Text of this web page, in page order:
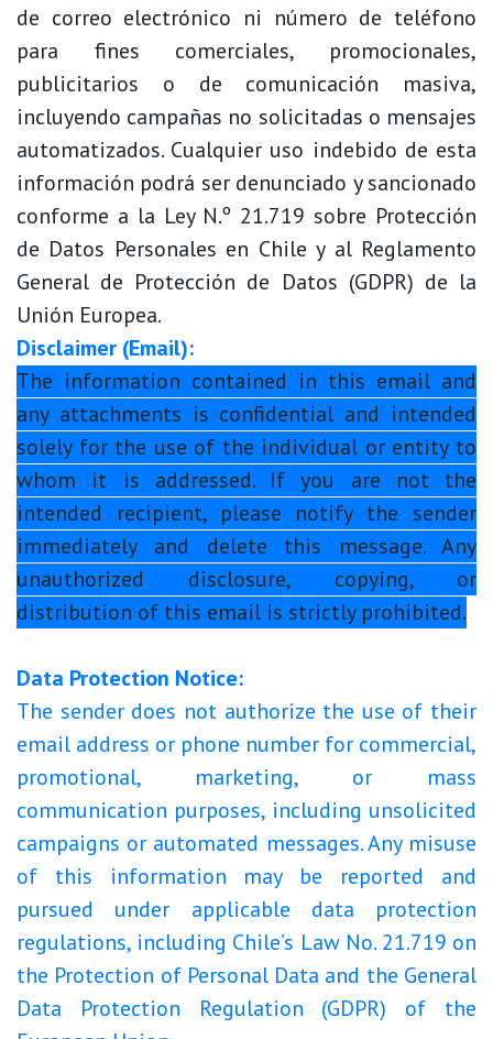
de correo electrónico ni número de teléfono
para fines comerciales, promocionales,
publicitarios o de comunicación masiva,
incluyendo campañas no solicitadas o mensajes
automatizados. Cualquier uso indebido de esta
información podrá ser denunciado y sancionado
conforme a la Ley N.º 21.719 sobre Protección
de Datos Personales en Chile y al Reglamento
General de Protección de Datos (GDPR) de la
Unión Europea.
Disclaimer (Email):
The information contained in this email and
any attachments is confidential and intended
solely for the use of the individual or entity to
whom it is addressed. If you are not the
intended recipient, please notify the sender
immediately and delete this message. Any
unauthorized disclosure, copying, or
distribution of this email is strictly prohibited.
Data Protection Notice:
The sender does not authorize the use of their
email address or phone number for commercial,
promotional, marketing, or mass
communication purposes, including unsolicited
campaigns or automated messages. Any misuse
of this information may be reported and
pursued under applicable data protection
regulations, including Chile’s Law No. 21.719 on
the Protection of Personal Data and the General
Data Protection Regulation (GDPR) of the